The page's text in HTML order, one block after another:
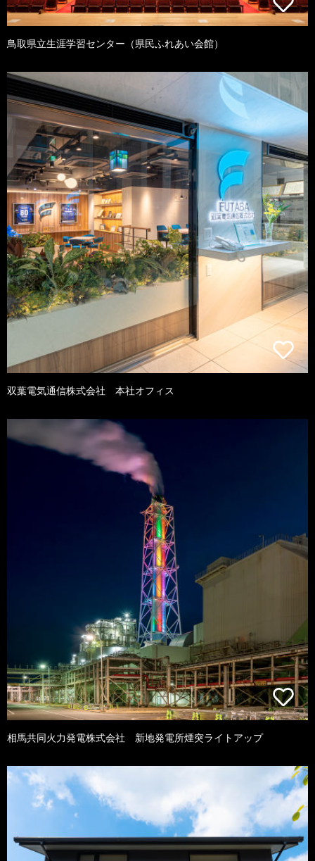
鳥取県立生涯学習センター（県民ふれあい会館）
双葉電気通信株式会社 本社オフィス
相馬共同火力発電株式会社 新地発電所煙突ライトアップ